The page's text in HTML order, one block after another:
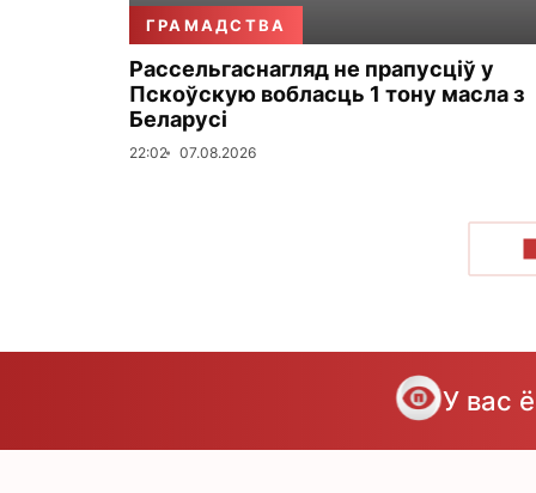
ГРАМАДСТВА
Рассельгаснагляд не прапусціў у
Пскоўскую вобласць 1 тону масла з
Беларусі
22:02 07.08.2026
У вас